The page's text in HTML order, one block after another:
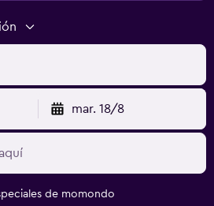
mar. 18/8
de momondo